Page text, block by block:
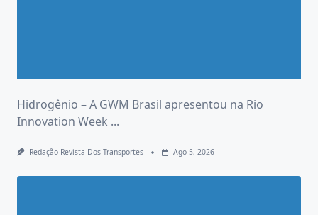
Hidrogênio – A GWM Brasil apresentou na Rio
Innovation Week ...
Redação Revista Dos Transportes Ago 5, 2026